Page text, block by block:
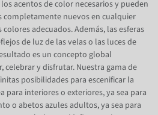
acentos de color necesarios y pueden
completamente nuevos en cualquier
adecuados. Además, las esferas
de luz de las velas o las luces de
es un concepto global
celebrar y disfrutar. Nuestra gama de
posibilidades para escenificar la
para interiores o exteriores, ya sea para
o abetos azules adultos, ya sea para